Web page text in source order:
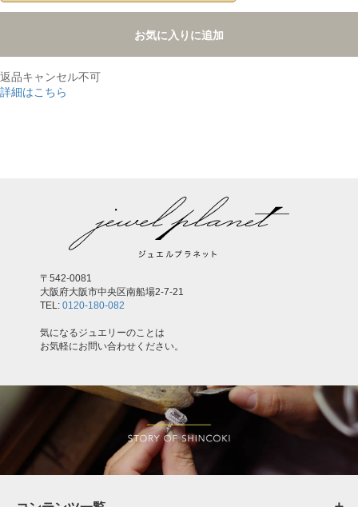
お気に入りに追加
返品キャンセル不可
詳細はこちら
〒542-0081
大阪府大阪市中央区南船場2-7-21
TEL: 0120-180-082
気になるジュエリーのことは
お気軽にお問い合わせください。